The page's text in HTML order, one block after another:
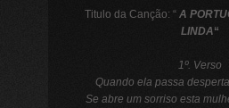
Titulo da Canção: “A
LINDA“
1º. Verso
Quando ela passa
Se abre um sorriso esta